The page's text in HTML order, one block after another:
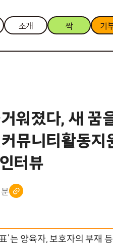
소개 싹 기
워졌다, 새 꿈
뮤니티활동지
터뷰
는 양육자, 보호자의 부재